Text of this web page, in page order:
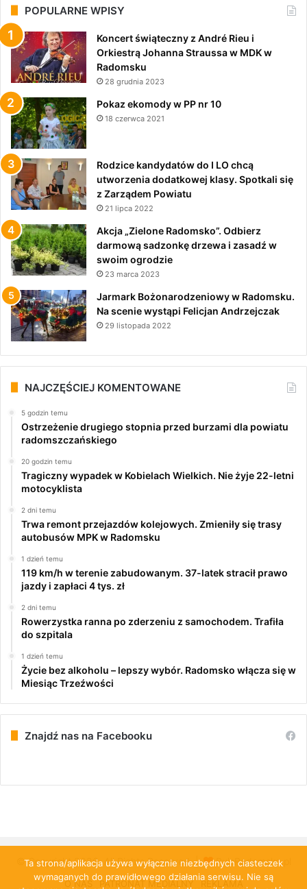
POPULARNE WPISY
Koncert świąteczny z André Rieu i
Orkiestrą Johanna Straussa w MDK w
Radomsku
28 grudnia 2023
Pokaz ekomody w PP nr 10
18 czerwca 2021
Rodzice kandydatów do I LO chcą
utworzenia dodatkowej klasy. Spotkali się
z Zarządem Powiatu
21 lipca 2022
Akcja „Zielone Radomsko”. Odbierz
darmową sadzonkę drzewa i zasadź w
swoim ogrodzie
23 marca 2023
Jarmark Bożonarodzeniowy w Radomsku.
Na scenie wystąpi Felicjan Andrzejczak
29 listopada 2022
NAJCZĘŚCIEJ KOMENTOWANE
5 godzin temu
Ostrzeżenie drugiego stopnia przed burzami dla powiatu
radomszczańskiego
20 godzin temu
Tragiczny wypadek w Kobielach Wielkich. Nie żyje 22-letni
motocyklista
2 dni temu
Trwa remont przejazdów kolejowych. Zmieniły się trasy
autobusów MPK w Radomsku
1 dzień temu
119 km/h w terenie zabudowanym. 37-latek stracił prawo
jazdy i zapłaci 4 tys. zł
2 dni temu
Rowerzystka ranna po zderzeniu z samochodem. Trafiła
do szpitala
1 dzień temu
Życie bez alkoholu – lepszy wybór. Radomsko włącza się w
Miesiąc Trzeźwości
Znajdź nas na Facebooku
© Copyright 2026, All Rights Reserved | PulsRadomska.pl
O NAS PATRONAT MEDIALNY REKLAMA
Ta strona/aplikacja używa wyłącznie niezbędnych ciasteczek
wymaganych do prawidłowego działania serwisu. Nie są